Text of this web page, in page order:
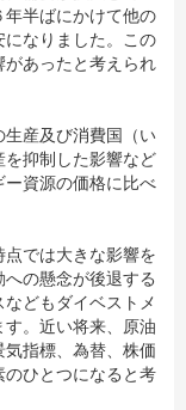
半ばにかけて他の
なりました。この
あったと考えられ
産及び消費国（い
抑制した影響など
資源の価格に比べ
では大きな影響を
の懸念が後退する
どもダイベストメ
。近い将来、原油
指標、為替、株価
ひとつになると考